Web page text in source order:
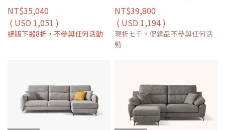
NT$35,040
( USD 1,051 )
絕版下殺8折，不參與任何活動
NT$39,800
( USD 1,194 )
現折七千，促銷品不參與任何活
動